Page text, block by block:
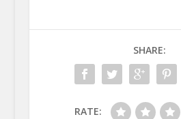
SHARE:
RATE: